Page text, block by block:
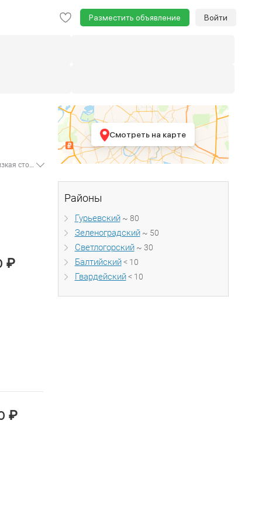
Разместить объявление Войти
Смотреть на карте
Районы
Гурьевский~ 80
Зеленоградский~ 50
Светлогорский~ 30
Балтийский< 10
Гвардейский< 10
Все актуальные предложения о продаже таунхаусов в Калининградской области в одном месте - всего размещено - 262 объявления. Наиболее низкая стоимость продажи таунхауса на данный момент составляет 1 200 000 рублей. На сайте представлено множество таунхаусов различного типа постройки: деревянные, кирпичные и др. Удобная форма подбора позволит вам найти наиболее подходящий вариант: выберите необходимые параметры поиска, например, площадь, наличие электричества, водопровода и проч. Огромная база объявлений содержит предложения как от собственников, так и агентов.
₽
₽